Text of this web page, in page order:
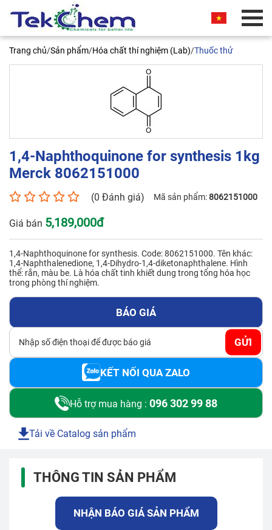
Trang chủ/Sản phẩm/Hóa chất thí nghiệm (Lab)/Thuốc thử
1,4-Naphthoquinone for synthesis 1kg
Merck 8062151000
(0 Đánh giá) Mã sản phẩm:8062151000
Giá bán 5,189,000đ
1,4-Naphthoquinone for synthesis. Code: 8062151000. Tên khác:
1,4-Naphthalenedione, 1,4-Dihydro-1,4-diketonaphthalene. Hình
thể: rắn, màu be. Là hóa chất tinh khiết dung trong tổng hóa học
trong phòng thí nghiệm.
BÁO GIÁ
GỬI
KẾT NỐI QUA ZALO
Hỗ trợ mua hàng : 096 302 99 88
Tải về Catalog sản phẩm
THÔNG TIN SẢN PHẨM
NHẬN BÁO GIÁ SẢN PHẨM
BÁO GIÁ THƯƠNG MẠI
Quý khách vui lòng nhập thông tin vào các trường
bên dưới. Chúng tôi sẽ liên hệ ngay và báo giá
thương mại sản phẩm này cho quý khách. Xin
1,4-Naphthoquinone for synthesis
1kg Merck 8062151000
Tên liên hệ*
Số điện thoại*
Email*
Yêu cầu báo giá